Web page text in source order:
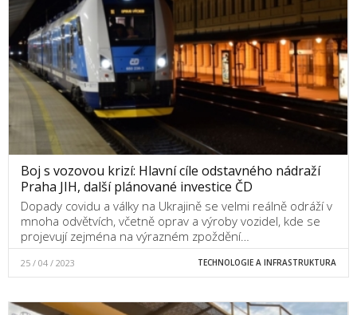
Boj s vozovou krizí: Hlavní cíle odstavného nádraží
Praha JIH, další plánované investice ČD
Dopady covidu a války na Ukrajině se velmi reálně odráží v
mnoha odvětvích, včetně oprav a výroby vozidel, kde se
projevují zejména na výrazném zpoždění…
25 / 04 / 2023 TECHNOLOGIE A INFRASTRUKTURA